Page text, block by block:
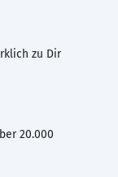
zu Dir
20.000